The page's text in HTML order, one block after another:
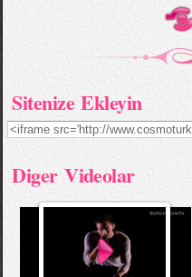
Sitenize Ekleyin
Diger Videolar